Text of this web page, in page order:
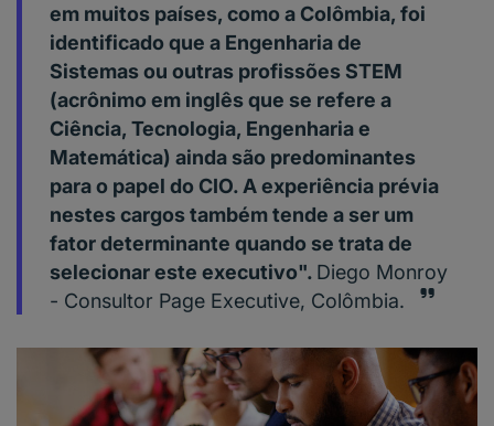
em muitos países, como a Colômbia, foi
identificado que a Engenharia de
Sistemas ou outras profissões STEM
(acrônimo em inglês que se refere a
Ciência, Tecnologia, Engenharia e
Matemática) ainda são predominantes
para o papel do CIO. A experiência prévia
nestes cargos também tende a ser um
fator determinante quando se trata de
selecionar este executivo". Diego Monroy
- Consultor Page Executive, Colômbia.